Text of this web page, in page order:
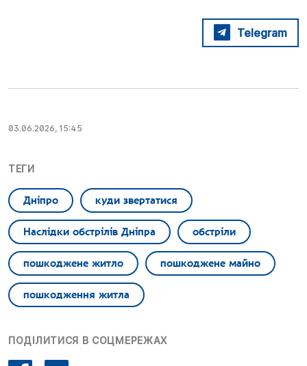
Telegram
03.06.2026, 15:45
ТЕГИ
Дніпро куди звертатися
Наслідки обстрілів Дніпра обстріли
пошкоджене житло пошкоджене майно
пошкодження житла
ПОДІЛИТИСЯ В СОЦМЕРЕЖАХ